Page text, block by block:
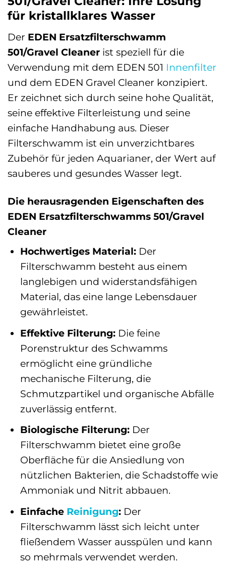
für kristallklares Wasser
Der EDEN Ersatzfilterschwamm
501/Gravel Cleaner ist speziell für die
Verwendung mit dem EDEN 501 Innenfilter
und dem EDEN Gravel Cleaner konzipiert.
Er zeichnet sich durch seine hohe Qualität,
seine effektive Filterleistung und seine
einfache Handhabung aus. Dieser
Filterschwamm ist ein unverzichtbares
Zubehör für jeden Aquarianer, der Wert auf
sauberes und gesundes Wasser legt.
Die herausragenden Eigenschaften des
EDEN Ersatzfilterschwamms 501/Gravel
Cleaner
Hochwertiges Material:Der
Filterschwamm besteht aus einem
langlebigen und widerstandsfähigen
Material, das eine lange Lebensdauer
gewährleistet.
Effektive Filterung:Die feine
Porenstruktur des Schwamms
ermöglicht eine gründliche
mechanische Filterung, die
Schmutzpartikel und organische Abfälle
zuverlässig entfernt.
Biologische Filterung:Der
Filterschwamm bietet eine große
Oberfläche für die Ansiedlung von
nützlichen Bakterien, die Schadstoffe wie
Ammoniak und Nitrit abbauen.
Einfache Reinigung:Der
Filterschwamm lässt sich leicht unter
fließendem Wasser ausspülen und kann
so mehrmals verwendet werden.